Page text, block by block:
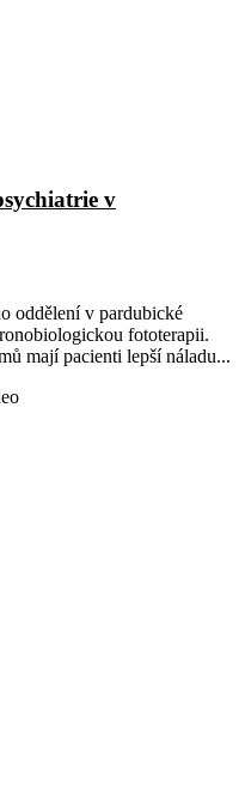
v
oddělení v pardubické
fototerapii.
mají pacienti lepší náladu...